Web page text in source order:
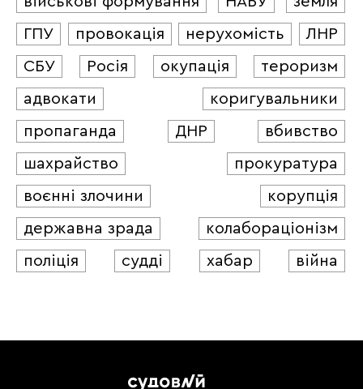
ГПУ
провокація нерухомість
ЛНР
СБУ
Росія окупація
тероризм
адвокати
коригувальники
пропаганда
ДНР
вбивство
шахрайство
прокуратура
воєнні злочини
корупція
державна зрада
колабораціонізм
поліція
судді хабар війна